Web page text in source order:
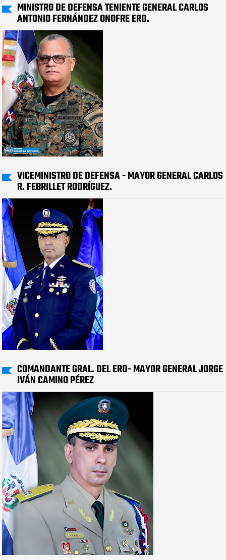
MINISTRO DE DEFENSA TENIENTE GENERAL CARLOS
ANTONIO FERNÁNDEZ ONOFRE ERD.
VICEMINISTRO DE DEFENSA - MAYOR GENERAL CARLOS
R. FEBRILLET RODRÍGUEZ.
COMANDANTE GRAL. DEL ERD- MAYOR GENERAL JORGE
IVÁN CAMINO PÉREZ